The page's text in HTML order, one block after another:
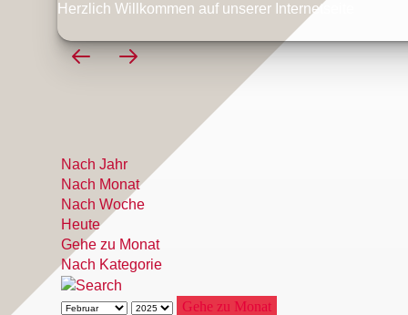
Herzlich Willkommen auf unserer Internetseite
Nach Jahr
Nach Monat
Nach Woche
Heute
Gehe zu Monat
Nach Kategorie
Gehe zu Monat